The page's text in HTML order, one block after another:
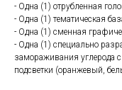
- Одна (1) отрубленная
- Одна (1) тематическая
- Одна (1) сменная
- Одна (1) специально
замораживания углерода
подсветки (оранжевый,